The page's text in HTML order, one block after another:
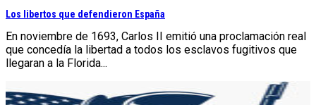
Los libertos que defendieron España
En noviembre de 1693, Carlos II emitió una proclamación real
que concedía la libertad a todos los esclavos fugitivos que
llegaran a la Florida...